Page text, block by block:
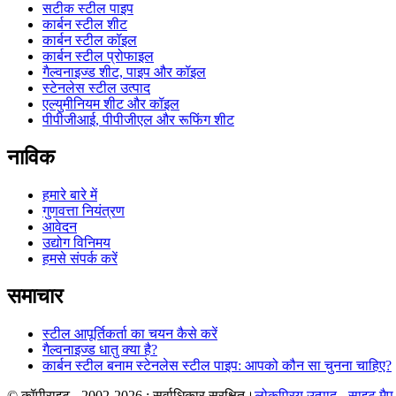
सटीक स्टील पाइप
कार्बन स्टील शीट
कार्बन स्टील कॉइल
कार्बन स्टील प्रोफाइल
गैल्वनाइज्ड शीट, पाइप और कॉइल
स्टेनलेस स्टील उत्पाद
एल्युमीनियम शीट और कॉइल
पीपीजीआई, पीपीजीएल और रूफिंग शीट
नाविक
हमारे बारे में
गुणवत्ता नियंत्रण
आवेदन
उद्योग विनिमय
हमसे संपर्क करें
समाचार
स्टील आपूर्तिकर्ता का चयन कैसे करें
गैल्वनाइज्ड धातु क्या है?
कार्बन स्टील बनाम स्टेनलेस स्टील पाइप: आपको कौन सा चुनना चाहिए?